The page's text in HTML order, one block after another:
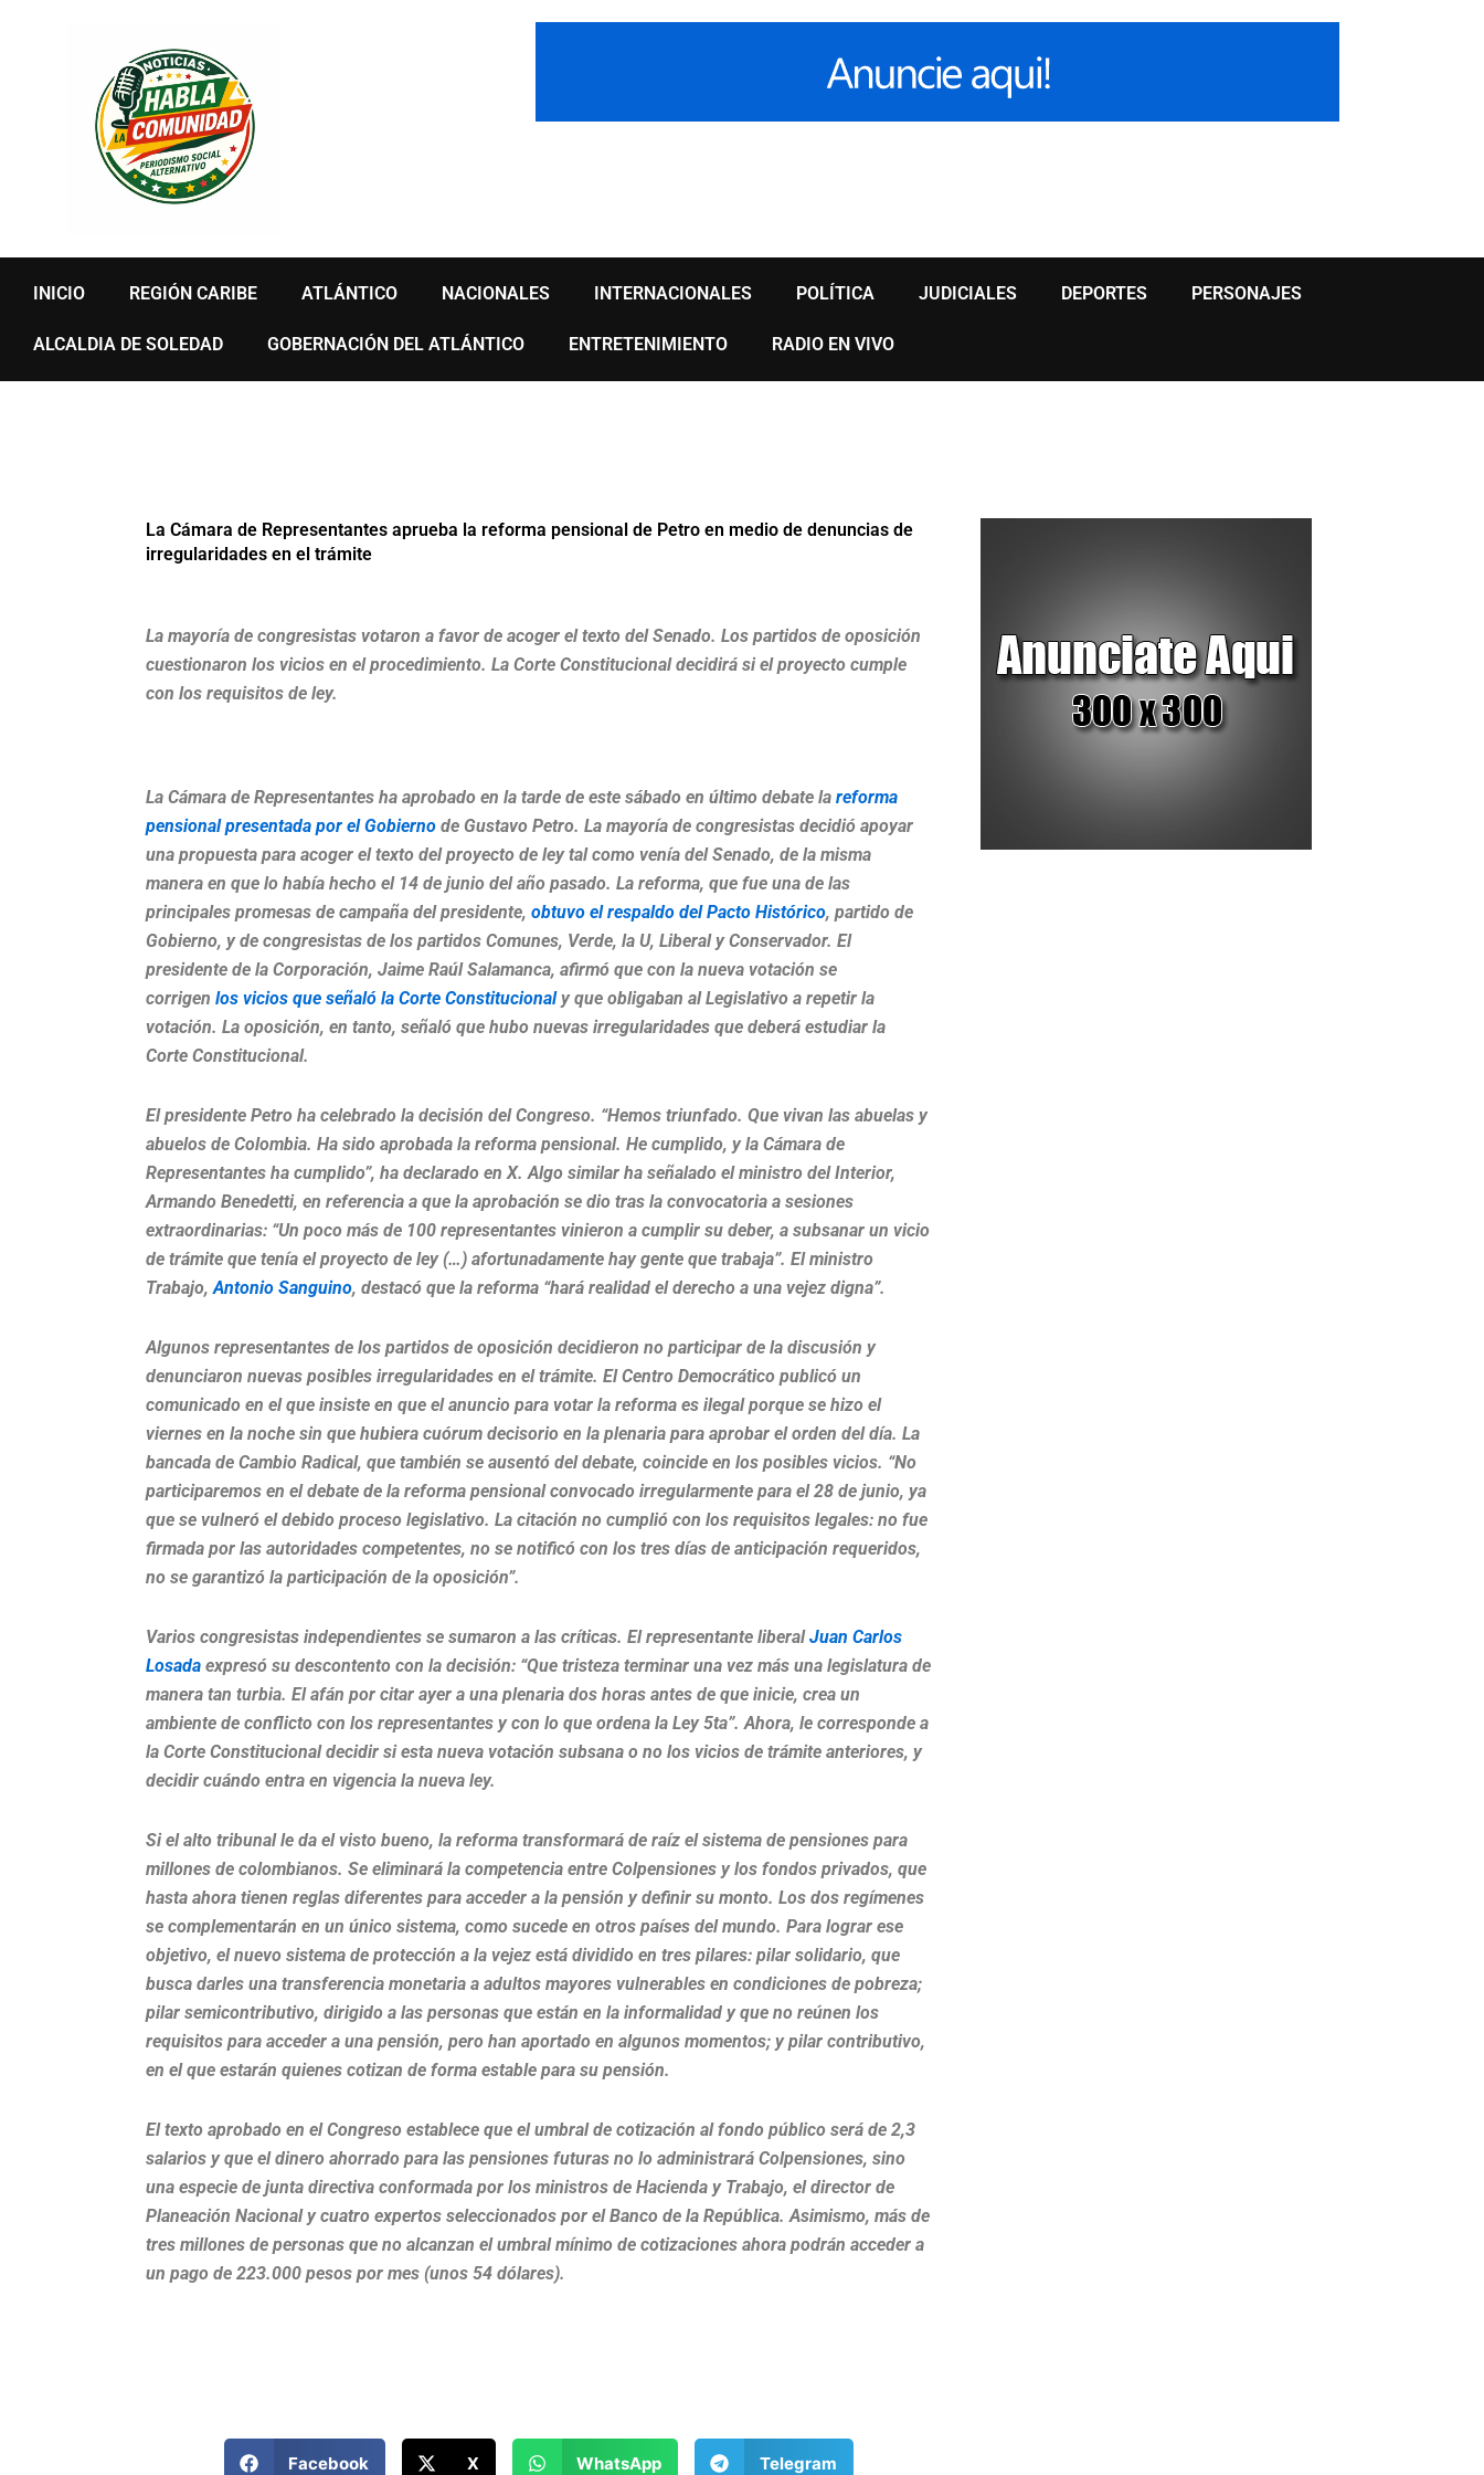
INICIO REGIÓN CARIBE ATLÁNTICO NACIONALES INTERNACIONALES POLÍTICA JUDICIALES DEPORTES PERSONAJES
ALCALDIA DE SOLEDAD GOBERNACIÓN DEL ATLÁNTICO ENTRETENIMIENTO RADIO EN VIVO
La Cámara de Representantes aprueba la reforma pensional de Petro en medio de denuncias de
irregularidades en el trámite
La mayoría de congresistas votaron a favor de acoger el texto del Senado. Los partidos de oposición
cuestionaron los vicios en el procedimiento. La Corte Constitucional decidirá si el proyecto cumple
con los requisitos de ley.
La Cámara de Representantes ha aprobado en la tarde de este sábado en último debate la reforma
pensional presentada por el Gobierno de Gustavo Petro. La mayoría de congresistas decidió apoyar
una propuesta para acoger el texto del proyecto de ley tal como venía del Senado, de la misma
manera en que lo había hecho el 14 de junio del año pasado. La reforma, que fue una de las
principales promesas de campaña del presidente, obtuvo el respaldo del Pacto Histórico, partido de
Gobierno, y de congresistas de los partidos Comunes, Verde, la U, Liberal y Conservador. El
presidente de la Corporación, Jaime Raúl Salamanca, afirmó que con la nueva votación se
corrigen los vicios que señaló la Corte Constitucionaly que obligaban al Legislativo a repetir la
votación. La oposición, en tanto, señaló que hubo nuevas irregularidades que deberá estudiar la
Corte Constitucional.
El presidente Petro ha celebrado la decisión del Congreso. “Hemos triunfado. Que vivan las abuelas y
abuelos de Colombia. Ha sido aprobada la reforma pensional. He cumplido, y la Cámara de
Representantes ha cumplido”, ha declarado en X. Algo similar ha señalado el ministro del Interior,
Armando Benedetti, en referencia a que la aprobación se dio tras la convocatoria a sesiones
extraordinarias: “Un poco más de 100 representantes vinieron a cumplir su deber, a subsanar un vicio
de trámite que tenía el proyecto de ley (…) afortunadamente hay gente que trabaja”. El ministro
Trabajo,Antonio Sanguino, destacó que la reforma “hará realidad el derecho a una vejez digna”.
Algunos representantes de los partidos de oposición decidieron no participar de la discusión y
denunciaron nuevas posibles irregularidades en el trámite. El Centro Democrático publicó un
comunicado en el que insiste en que el anuncio para votar la reforma es ilegal porque se hizo el
viernes en la noche sin que hubiera cuórum decisorio en la plenaria para aprobar el orden del día. La
bancada de Cambio Radical, que también se ausentó del debate, coincide en los posibles vicios. “No
participaremos en el debate de la reforma pensional convocado irregularmente para el 28 de junio, ya
que se vulneró el debido proceso legislativo. La citación no cumplió con los requisitos legales: no fue
firmada por las autoridades competentes, no se notificó con los tres días de anticipación requeridos,
no se garantizó la participación de la oposición”.
Varios congresistas independientes se sumaron a las críticas. El representante liberalJuan Carlos
Losada expresó su descontento con la decisión: “Que tristeza terminar una vez más una legislatura de
manera tan turbia. El afán por citar ayer a una plenaria dos horas antes de que inicie, crea un
ambiente de conflicto con los representantes y con lo que ordena la Ley 5ta”. Ahora, le corresponde a
la Corte Constitucional decidir si esta nueva votación subsana o no los vicios de trámite anteriores, y
decidir cuándo entra en vigencia la nueva ley.
Si el alto tribunal le da el visto bueno, la reforma transformará de raíz el sistema de pensiones para
millones de colombianos. Se eliminará la competencia entre Colpensiones y los fondos privados, que
hasta ahora tienen reglas diferentes para acceder a la pensión y definir su monto. Los dos regímenes
se complementarán en un único sistema, como sucede en otros países del mundo. Para lograr ese
objetivo, el nuevo sistema de protección a la vejez está dividido en tres pilares: pilar solidario, que
busca darles una transferencia monetaria a adultos mayores vulnerables en condiciones de pobreza;
pilar semicontributivo, dirigido a las personas que están en la informalidad y que no reúnen los
requisitos para acceder a una pensión, pero han aportado en algunos momentos; y pilar contributivo,
en el que estarán quienes cotizan de forma estable para su pensión.
El texto aprobado en el Congreso establece que el umbral de cotización al fondo público será de 2,3
salarios y que el dinero ahorrado para las pensiones futuras no lo administrará Colpensiones, sino
una especie de junta directiva conformada por los ministros de Hacienda y Trabajo, el director de
Planeación Nacional y cuatro expertos seleccionados por el Banco de la República. Asimismo, más de
tres millones de personas que no alcanzan el umbral mínimo de cotizaciones ahora podrán acceder a
un pago de 223.000 pesos por mes (unos 54 dólares).
Facebook X WhatsApp Telegram